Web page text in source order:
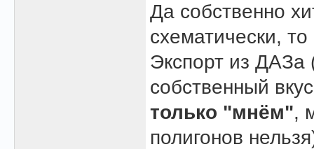
Да собственно
схематически,
Экспорт из ДАЗа
собственный
только "мнём",
полигонов